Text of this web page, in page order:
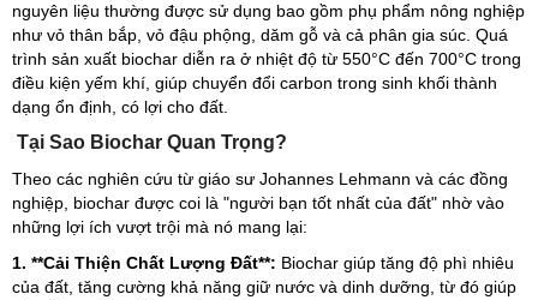
nguyên liệu thường được sử dụng bao gồm phụ phẩm nông nghiệp
như vỏ thân bắp, vỏ đậu phộng, dăm gỗ và cả phân gia súc. Quá
trình sản xuất biochar diễn ra ở nhiệt độ từ 550°C đến 700°C trong
điều kiện yếm khí, giúp chuyển đổi carbon trong sinh khối thành
dạng ổn định, có lợi cho đất.
Tại Sao Biochar Quan Trọng?
Theo các nghiên cứu từ giáo sư Johannes Lehmann và các đồng
nghiệp, biochar được coi là "người bạn tốt nhất của đất" nhờ vào
những lợi ích vượt trội mà nó mang lại:
1. **Cải Thiện Chất Lượng Đất**: Biochar giúp tăng độ phì nhiêu
của đất, tăng cường khả năng giữ nước và dinh dưỡng, từ đó giúp